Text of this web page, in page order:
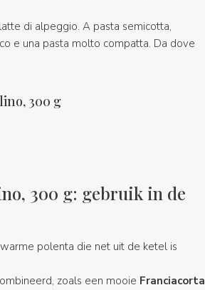
di alpeggio. A pasta semicotta,
e una pasta molto compatta. Da dove
300 g
300 g: gebruik in de
polenta die net uit de ketel is
zoals een mooie Franciacorta